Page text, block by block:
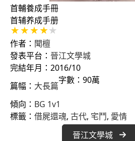
首輔養成手冊
首辅养成手册
作者： 聞檀
發表平台： 晉江文學城
完結年月：2016/10
篇幅： 大長篇
字數：90萬
傾向： BG 1v1
標籤： 借屍還魂, 古代, 宅鬥, 愛情
晉江文學城